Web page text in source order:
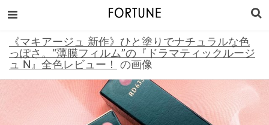
《マキアージュ 新作》ひと塗りでナチュラルな色
っぽさ。“薄膜フィルム”の『ドラマティックルージ
ュ N』全色レビュー！
の画像